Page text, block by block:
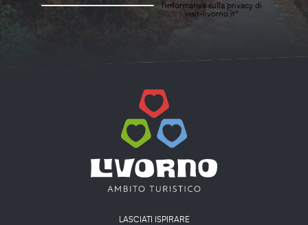
l'informativa sulla privacy di
visit-livorno.it*
LASCIATI ISPIRARE